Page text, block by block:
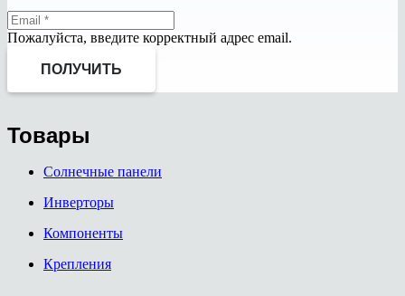
Пожалуйста, введите корректный адрес email.
ПОЛУЧИТЬ
Товары
Солнечные панели
Инверторы
Компоненты
Крепления